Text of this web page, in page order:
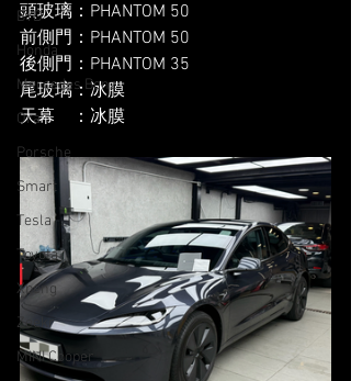
BYD
Honda
Mercedes Benz
Ora
Porsche
Smart
Tesla
Toyota
Xpeng
Zeekr
MINI Cooper
頭玻璃：PHANTOM 50
前側門：PHANTOM 50
後側門：PHANTOM 35
尾玻璃：冰膜
天幕    ：冰膜